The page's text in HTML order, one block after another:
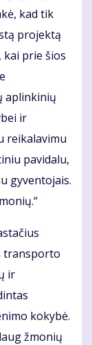
kad tik
projektą
prie šios
aplinkinių
ir
reikalavimu
pavidalu,
gyventojais.
transporto
ir
kokybė.
žmonių